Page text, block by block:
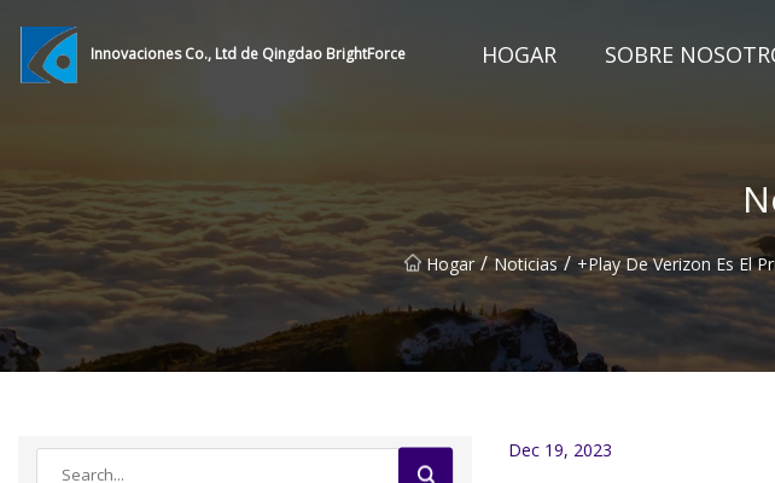
Innovaciones Co., Ltd de Qingdao BrightForce HOGAR SOBRE
Hogar / Noticias / +Play De Verizon Es El
Dec 19, 2023